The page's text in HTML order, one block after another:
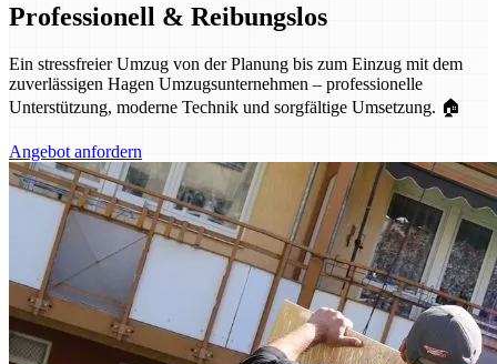
Professionell & Reibungslos
Ein stressfreier Umzug von der Planung bis zum Einzug mit dem
zuverlässigen Hagen Umzugsunternehmen – professionelle
Unterstützung, moderne Technik und sorgfältige Umsetzung. 🏠
Angebot anfordern